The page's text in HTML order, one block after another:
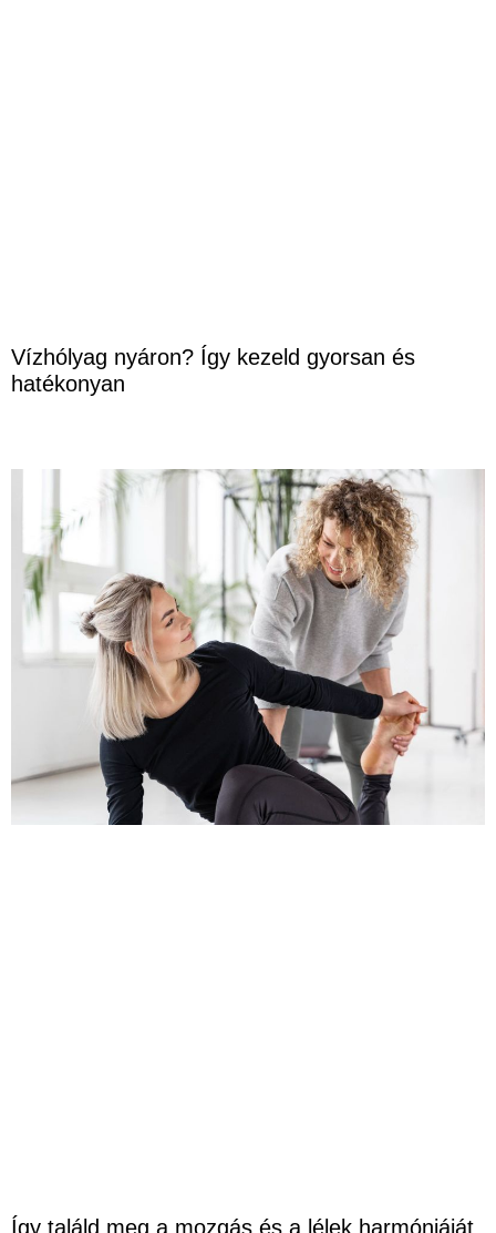
Vízhólyag nyáron? Így kezeld gyorsan és
hatékonyan
Így találd meg a mozgás és a lélek harmóniáját